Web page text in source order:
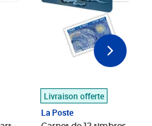
Livraison offerte
La Poste